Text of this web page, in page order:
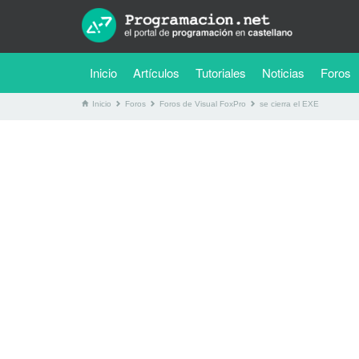
Inicio Artículos Tutoriales (current)
Noticias Foros
Inicio Foros Foros de Visual FoxPro se cierra el EXE